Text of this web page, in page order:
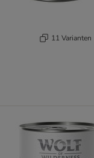
11 Varianten